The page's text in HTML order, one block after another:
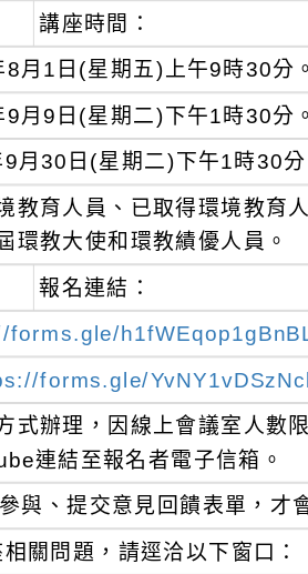
講座時間：
月1日(星期五)上午9時30分。
月9日(星期二)下午1時30分。
月30日(星期二)下午1時30分
教育人員、已取得環境教育
環教大使和環教績優人員。
報名連結：
forms.gle/
forms.gle/
式辦理，因線上會議室人數
連結至報名者電子信箱。
與、提交意見回饋表單，才
關問題，請逕洽以下窗口：